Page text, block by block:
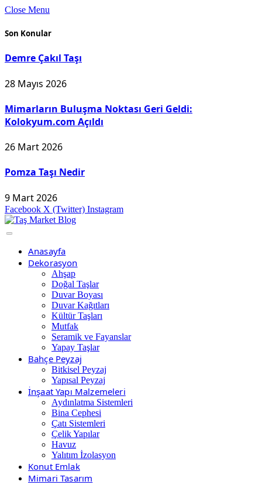
Close Menu
Son Konular
Demre Çakıl Taşı
28 Mayıs 2026
Mimarların Buluşma Noktası Geri Geldi:
Kolokyum.com Açıldı
26 Mart 2026
Pomza Taşı Nedir
9 Mart 2026
Facebook X (Twitter) Instagram
Anasayfa
Dekorasyon
Ahşap
Doğal Taşlar
Duvar Boyası
Duvar Kağıtları
Kültür Taşları
Mutfak
Seramik ve Fayanslar
Yapay Taşlar
Bahçe Peyzaj
Bitkisel Peyzaj
Yapısal Peyzaj
İnşaat Yapı Malzemeleri
Aydınlatma Sistemleri
Bina Cephesi
Çatı Sistemleri
Çelik Yapılar
Havuz
Yalıtım İzolasyon
Konut Emlak
Mimari Tasarım